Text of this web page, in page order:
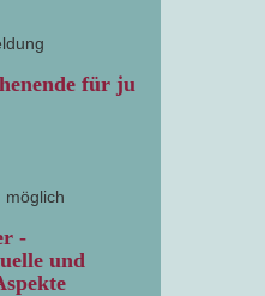
für ju
möglich
-
und